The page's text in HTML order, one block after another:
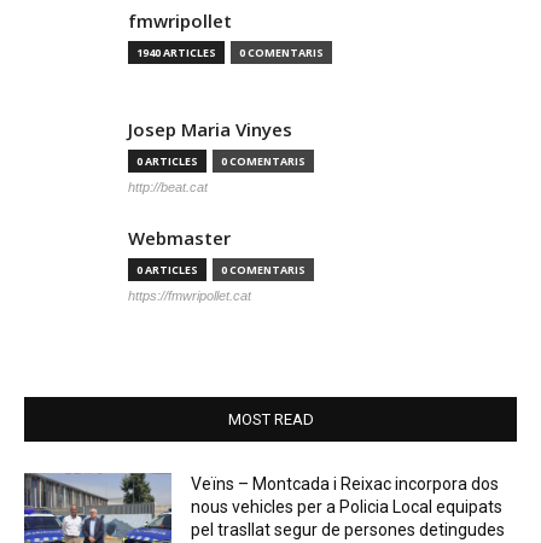
fmwripollet
1940 ARTICLES 0 COMENTARIS
Josep Maria Vinyes
0 ARTICLES 0 COMENTARIS
http://beat.cat
Webmaster
0 ARTICLES 0 COMENTARIS
https://fmwripollet.cat
MOST READ
Veïns – Montcada i Reixac incorpora dos
nous vehicles per a Policia Local equipats
pel trasllat segur de persones detingudes